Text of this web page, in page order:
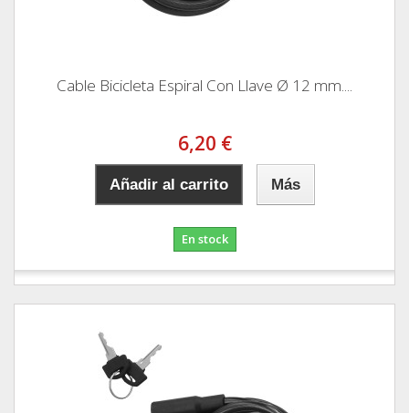
Cable Bicicleta Espiral Con Llave Ø 12 mm....
6,20 €
Añadir al carrito Más
En stock